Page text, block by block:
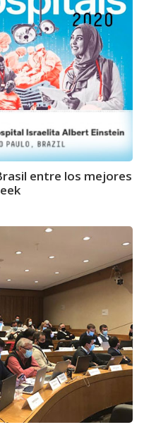
entre los mejores